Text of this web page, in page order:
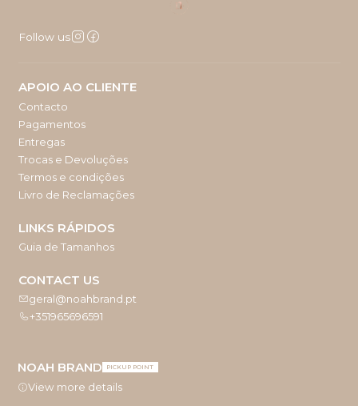
Follow us
APOIO AO CLIENTE
Contacto
Pagamentos
Entregas
Trocas e Devoluções
Termos e condições
Livro de Reclamações
LINKS RÁPIDOS
Guia de Tamanhos
CONTACT US
geral@noahbrand.pt
+351965696591
NOAH BRAND PICKUP POINT
View more details